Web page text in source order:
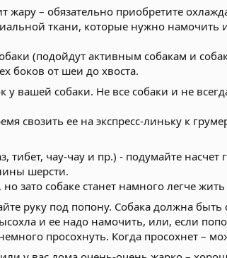
жару – обязательно приобретите
ткани, которые нужно намочить
(подойдут активным собакам и
боков от шеи до хвоста.
вашей собаки. Не все собаки и не
свозить ее на экспресс-линьку к
тибет, чау-чау и пр.) - подумайте
шерсти.
зато собаке станет намного легче
руку под попону. Собака должна
и ее надо намочить, или, если
просохнуть. Когда просохнет –